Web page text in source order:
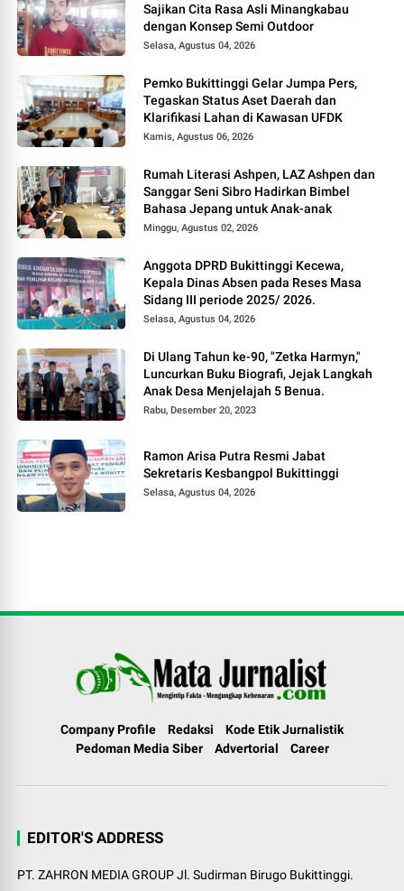
Sajikan Cita Rasa Asli Minangkabau
dengan Konsep Semi Outdoor
Selasa, Agustus 04, 2026
Pemko Bukittinggi Gelar Jumpa Pers,
Tegaskan Status Aset Daerah dan
Klarifikasi Lahan di Kawasan UFDK
Kamis, Agustus 06, 2026
Rumah Literasi Ashpen, LAZ Ashpen dan
Sanggar Seni Sibro Hadirkan Bimbel
Bahasa Jepang untuk Anak-anak
Minggu, Agustus 02, 2026
Anggota DPRD Bukittinggi Kecewa,
Kepala Dinas Absen pada Reses Masa
Sidang III periode 2025/ 2026.
Selasa, Agustus 04, 2026
Di Ulang Tahun ke-90, "Zetka Harmyn,"
Luncurkan Buku Biografi, Jejak Langkah
Anak Desa Menjelajah 5 Benua.
Rabu, Desember 20, 2023
Ramon Arisa Putra Resmi Jabat
Sekretaris Kesbangpol Bukittinggi
Selasa, Agustus 04, 2026
Company Profile Redaksi
Kode Etik Jurnalistik
Pedoman Media Siber
Advertorial Career
EDITOR'S ADDRESS
PT. ZAHRON MEDIA GROUP Jl. Sudirman Birugo Bukittinggi.